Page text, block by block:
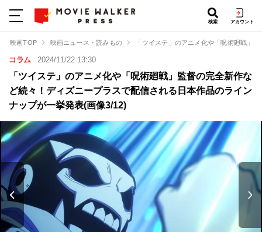
検索 アカウント
映画TOP 映画ニュース・読みもの 「ツイステ」のアニメ化や「呪術廻戦」
コラム 2024/11/22 13:30
「ツイステ」のアニメ化や「呪術廻戦」監督の完全新作な
ど続々！ディズニープラスで配信される日本作品のライン
ナップが一挙発表(画像3/12)